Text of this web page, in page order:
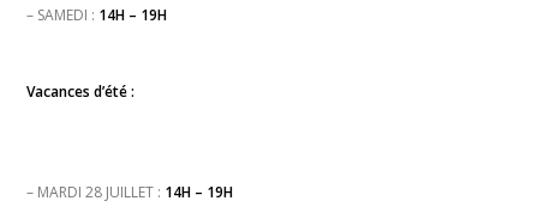
– SAMEDI : 14H – 19H
Vacances d’été :
– MARDI 28 JUILLET : 14H – 19H